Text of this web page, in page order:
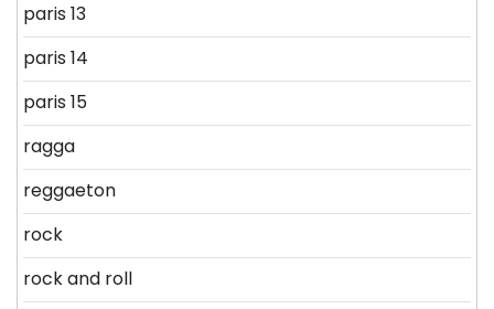
paris 13
paris 14
paris 15
ragga
reggaeton
rock
rock and roll